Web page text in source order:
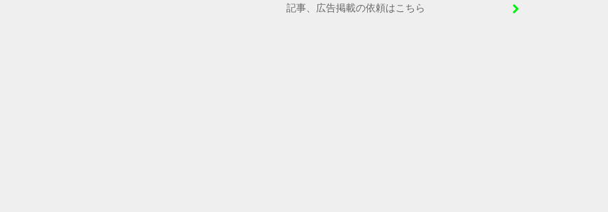
記事、広告掲載の依頼はこちら